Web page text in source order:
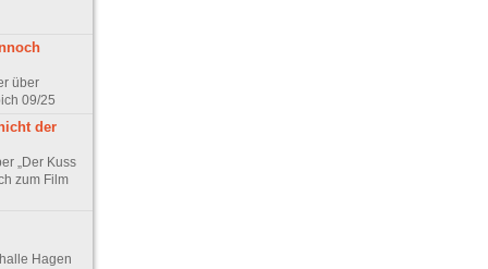
über
09/25
der
„Der Kuss
zum Film
Hagen